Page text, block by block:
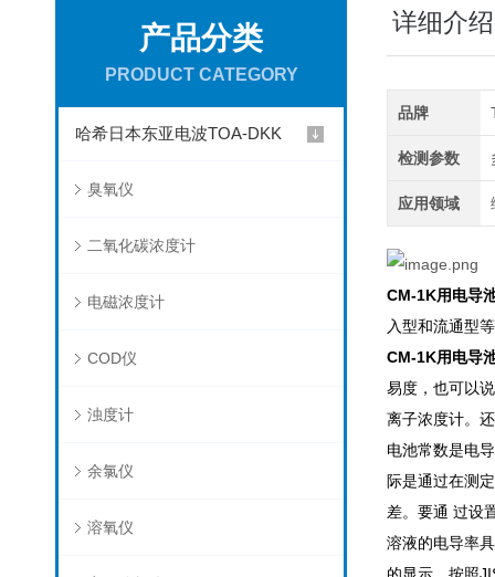
产品分类
PRODUCT CATEGORY
哈希日本东亚电波TOA-DKK
臭氧仪
二氧化碳浓度计
电磁浓度计
COD仪
浊度计
余氯仪
溶氧仪
详细介绍
品牌
检测参数
应用领域
CM-1K用电导
入型和流通型
CM-1K用电导
易度，也可以
离子浓度计。
电池常数是电
际是通过在测
差。要通 过设
溶液的电导率